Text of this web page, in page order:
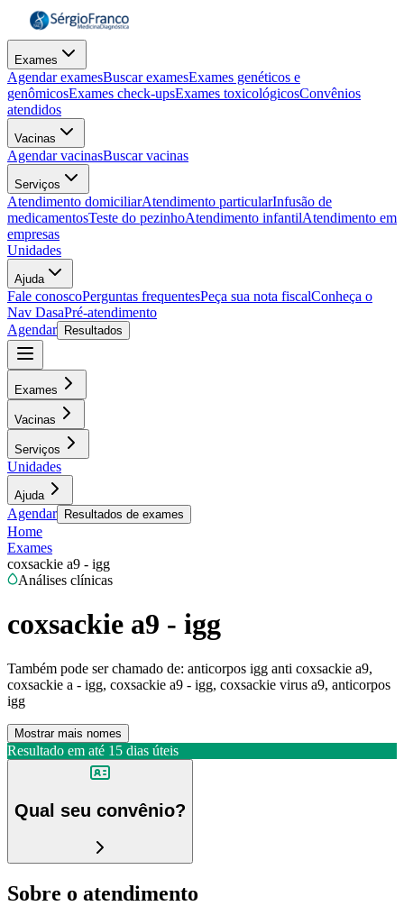
Exames
Agendar examesBuscar examesExames genéticos e
genômicosExames check-upsExames toxicológicosConvênios
atendidos
Vacinas
Agendar vacinasBuscar vacinas
Serviços
Atendimento domiciliarAtendimento particularInfusão de
medicamentosTeste do pezinhoAtendimento infantilAtendimento em
empresas
Unidades
Ajuda
Fale conoscoPerguntas frequentesPeça sua nota fiscalConheça o
Nav DasaPré-atendimento
Agendar
Resultados
Exames
Vacinas
Serviços
Unidades
Ajuda
Agendar Resultados de exames
Home
Exames
coxsackie a9 - igg
Análises clínicas
coxsackie a9 - igg
Também pode ser chamado de: anticorpos igg anti coxsackie a9,
coxsackie a - igg, coxsackie a9 - igg, coxsackie virus a9, anticorpos
igg
Mostrar mais nomes
Resultado em até 15 dias úteis
Qual seu convênio?
Sobre o atendimento